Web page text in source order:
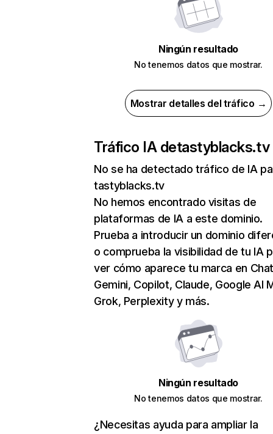
Ningún resultado
No tenemos datos que mostrar.
Mostrar detalles del tráfico →
Tráfico IA detastyblacks.tv
No se ha detectado tráfico de IA
tastyblacks.tv
No hemos encontrado visitas de
plataformas de IA a este dominio.
Prueba a introducir un dominio
o comprueba la visibilidad de tu IA
ver cómo aparece tu marca en
Gemini, Copilot, Claude, Google AI
Grok, Perplexity y más.
Ningún resultado
No tenemos datos que mostrar.
¿Necesitas ayuda para ampliar la